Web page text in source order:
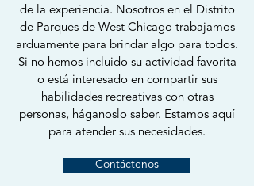
de la experiencia. Nosotros en el Distrito
de Parques de West Chicago trabajamos
arduamente para brindar algo para todos.
Si no hemos incluido su actividad favorita
o está interesado en compartir sus
habilidades recreativas con otras
personas, háganoslo saber. Estamos aquí
para atender sus necesidades.
Contáctenos